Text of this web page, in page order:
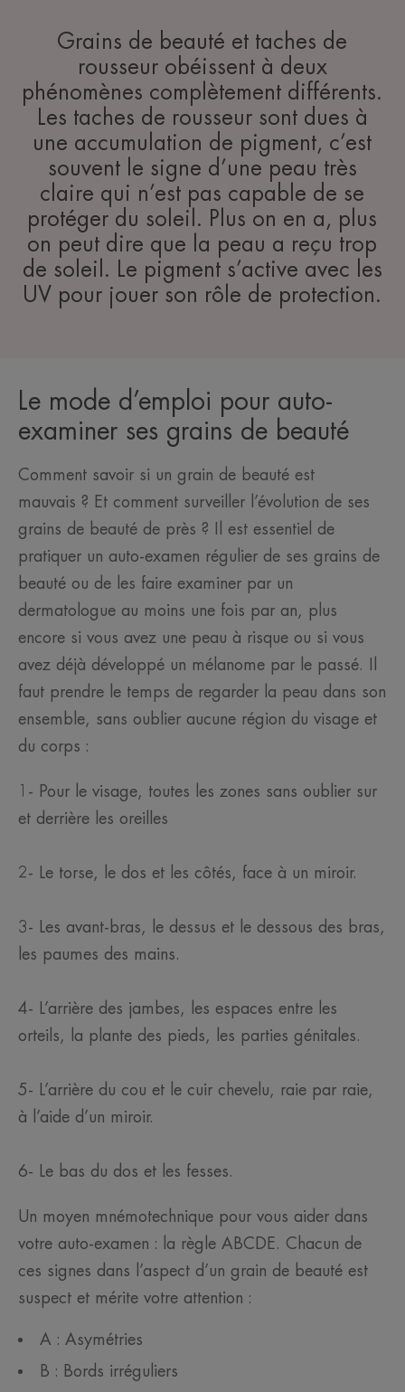
Grains de beauté et taches de
rousseur obéissent à deux
phénomènes complètement différents.
Les taches de rousseur sont dues à
une accumulation de pigment, c’est
souvent le signe d’une peau très
claire qui n’est pas capable de se
protéger du soleil. Plus on en a, plus
on peut dire que la peau a reçu trop
de soleil. Le pigment s’active avec les
UV pour jouer son rôle de protection.
Le mode d’emploi pour auto-
examiner ses grains de beauté
Comment savoir si un grain de beauté est
mauvais ? Et comment surveiller l’évolution de ses
grains de beauté de près ? Il est essentiel de
pratiquer un auto-examen régulier de ses grains de
beauté ou de les faire examiner par un
dermatologue au moins une fois par an, plus
encore si vous avez une peau à risque ou si vous
avez déjà développé un mélanome par le passé. Il
faut prendre le temps de regarder la peau dans son
ensemble, sans oublier aucune région du visage et
du corps :
1- Pour le visage, toutes les zones sans oublier sur
et derrière les oreilles
2- Le torse, le dos et les côtés, face à un miroir.
3- Les avant-bras, le dessus et le dessous des bras,
les paumes des mains.
4- L’arrière des jambes, les espaces entre les
orteils, la plante des pieds, les parties génitales.
5- L’arrière du cou et le cuir chevelu, raie par raie,
à l’aide d’un miroir.
6- Le bas du dos et les fesses.
Un moyen mnémotechnique pour vous aider dans
votre auto-examen : la règle ABCDE. Chacun de
ces signes dans l’aspect d’un grain de beauté est
suspect et mérite votre attention :
A : Asymétries
B : Bords irréguliers